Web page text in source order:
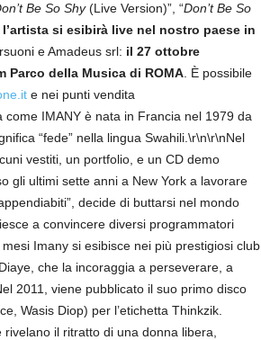
Be So Shy(Live Version)”, “Don’t Be So
si esibirà live nel nostro paese in
e Amadeus srl: il 27 ottobre
Parco della Musica di ROMA. È possibile
e nei punti vendita
IMANY è nata in Francia nel 1979 da
“fede” nella lingua Swahili.\r\n\r\nNel
vestiti, un portfolio, e un CD demo
gli ultimi sette anni a New York a lavorare
decide di buttarsi nel mondo
a convincere diversi programmatori
Imany si esibisce nei più prestigiosi club
che la incoraggia a perseverare, a
2011, viene pubblicato il suo primo disco
Wasis Diop) per l’etichetta Thinkzik.
il ritratto di una donna libera,